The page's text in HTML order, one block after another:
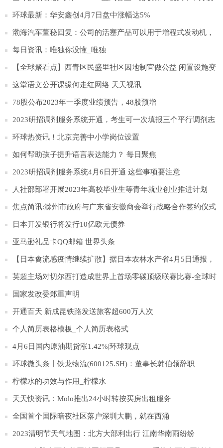
布
环球最新：华安鑫创4月7日盘中涨幅达5%
渤海汽车董秘回复：公司的活塞产品可以用于增程式发动机，
目前参与塞力斯问界M5、M7增程式发动机的配套:世界速看
每日资讯：唯独你没懂_唯独
【全球聚看点】西青区民盛里社区因地制宜做公益 闲置设施变
身“爱心置换亭”
这堂语文公开课缘何走红网络 天天视讯
78股公布2023年一季度业绩预告，48股预增
2023研招调剂服务系统开通，考生可一次填报三个平行调剂志
愿
环球热资讯！北京完善中小学岗位设置
如何帮助孩子提升语言表达能力？ 每日聚焦
2023研招调剂服务系统4月6日开通 这些事项要注意
人社部部署开展2023年高校毕业生等青年就业创业推进计划
焦点简讯:滁州市政府与广东省安徽商会举行战略合作签约仪式
日本开发银行将发行10亿欧元债券
亚马逊礼品卡QQ邮箱 世界头条
【日本禽流感疫情继续扩散】据日本农林水产省4月5日通报，
日本北海道千岁市一处农场发生高致病性H5N1型禽流感疫情。
这家农场饲养的约35万只蛋鸡以及同一城市与其有关的另一家
农场饲养的约4万只蛋鸡都将被扑杀。这是日本当前禽流感流行
季报告的第83起疫情。
英超主场对切尔西打造成世界上首场零碳顶级联赛比赛-全球时
讯
国家发改委郑重声明
开通百天 新成昆铁路发送旅客超600万人次
个人简历表格模板_个人简历表格式
4月6日国内原油期货涨1.42%|环球观点
环球微头条丨铁龙物流(600125.SH)：董事长韩伯领辞职
柠檬水的功效与作用_柠檬水
天天快资讯：Molo推出24小时转按买房出租服务
全国首个国际暗夜社区落户深圳大鹏，就在西涌
2023清明节天气地图：北方大部利出行 江南华南雨纷纷